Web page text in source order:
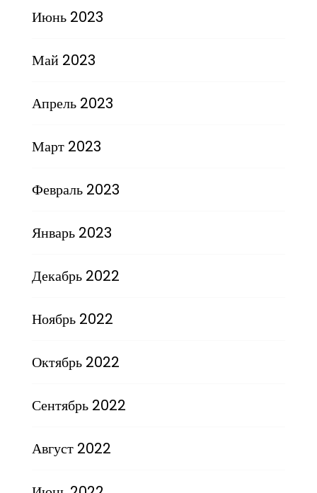
Июнь 2023
Май 2023
Апрель 2023
Март 2023
Февраль 2023
Январь 2023
Декабрь 2022
Ноябрь 2022
Октябрь 2022
Сентябрь 2022
Август 2022